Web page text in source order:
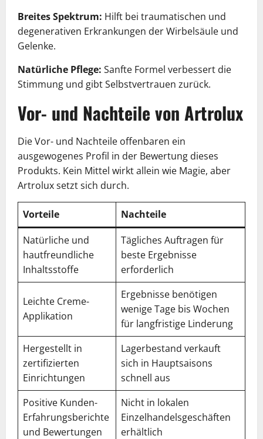
Breites Spektrum: Hilft bei traumatischen und
degenerativen Erkrankungen der Wirbelsäule und
Gelenke.
Natürliche Pflege: Sanfte Formel verbessert die
Stimmung und gibt Selbstvertrauen zurück.
Vor- und Nachteile von Artrolux
Die Vor- und Nachteile offenbaren ein
ausgewogenes Profil in der Bewertung dieses
Produkts. Kein Mittel wirkt allein wie Magie, aber
Artrolux setzt sich durch.
Vorteile
Nachteile
Natürliche und
hautfreundliche
Inhaltsstoffe
Tägliches Auftragen für
beste Ergebnisse
erforderlich
Leichte Creme-
Applikation
Ergebnisse benötigen
wenige Tage bis Wochen
für langfristige Linderung
Hergestellt in
zertifizierten
Einrichtungen
Lagerbestand verkauft
sich in Hauptsaisons
schnell aus
Positive Kunden-
Erfahrungsberichte
und Bewertungen
Nicht in lokalen
Einzelhandelsgeschäften
erhältlich